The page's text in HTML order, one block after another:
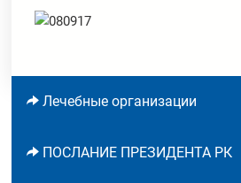
Лечебные организации
ПОСЛАНИЕ ПРЕЗИДЕНТА РК